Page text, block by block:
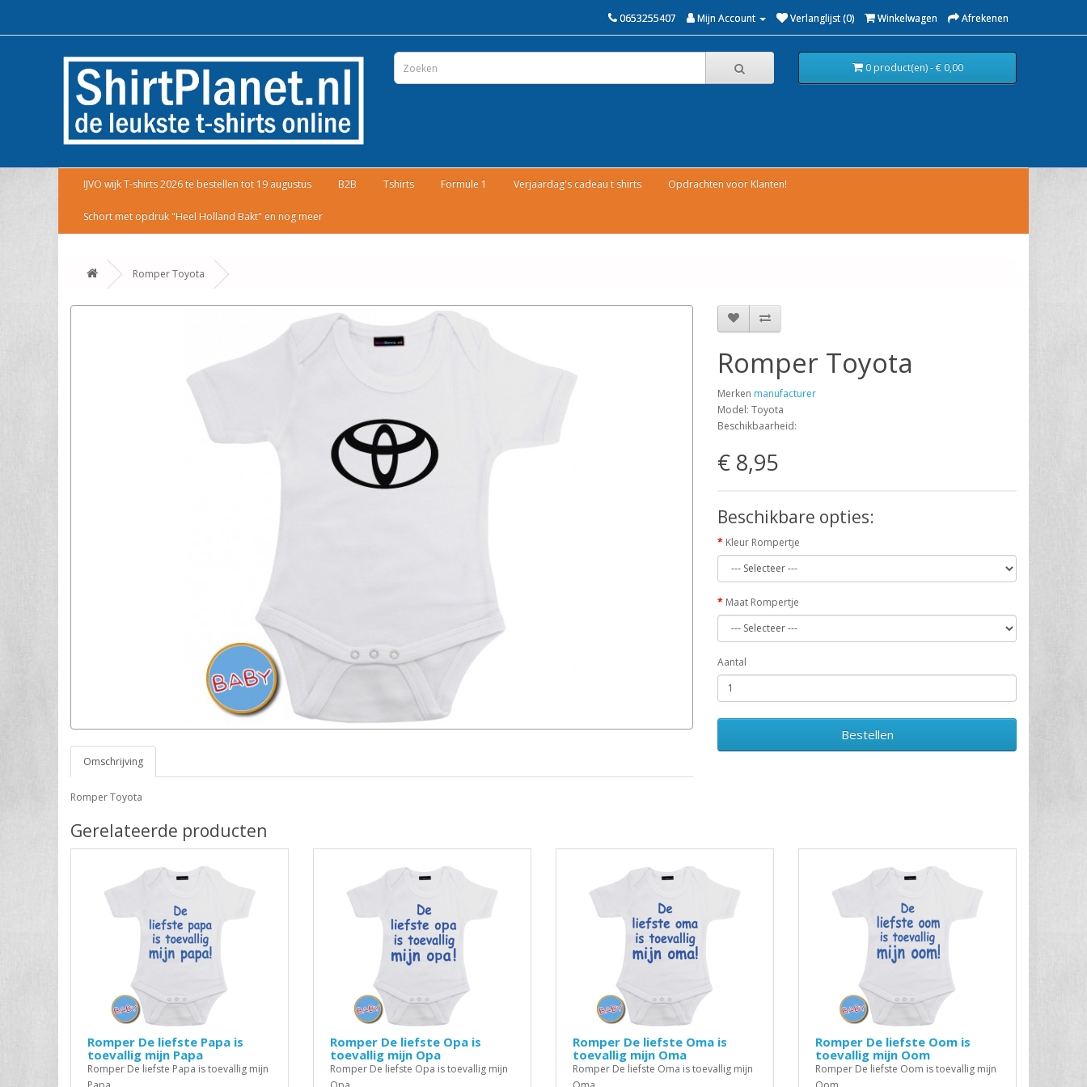
0653255407 Mijn Account Verlanglijst (0) Winkelwagen Afrekenen
0 product(en) - € 0,00
IJVO wijk T-shirts 2026 te bestellen tot 19 augustus B2B Tshirts Formule 1 Verjaardag's cadeau t shirts Opdrachten voor Klanten!
Schort met opdruk "Heel Holland Bakt" en nog meer
Romper Toyota
Omschrijving
Romper Toyota
Romper Toyota
Merken manufacturer
Model: Toyota
Beschikbaarheid:
€ 8,95
Beschikbare opties:
Kleur Rompertje
Maat Rompertje
Aantal
Bestellen
Gerelateerde producten
Romper De liefste Papa is
toevallig mijn Papa
Romper De liefste Papa is toevallig mijn
Romper De liefste Opa is
toevallig mijn Opa
Romper De liefste Opa is toevallig mijn
Romper De liefste Oma is
toevallig mijn Oma
Romper De liefste Oma is toevallig mijn
Romper De liefste Oom is
toevallig mijn Oom
Romper De liefste Oom is toevallig mijn